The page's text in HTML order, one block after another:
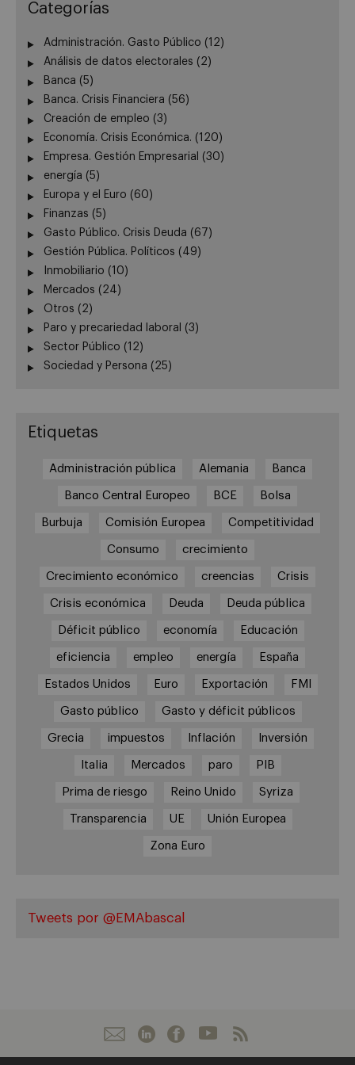
Categorías
Administración. Gasto Público (12)
Análisis de datos electorales (2)
Banca (5)
Banca. Crisis Financiera (56)
Creación de empleo (3)
Economía. Crisis Económica. (120)
Empresa. Gestión Empresarial
(30)
energía (5)
Europa y el Euro (60)
Finanzas (5)
Gasto Público. Crisis Deuda (67)
Gestión Pública. Políticos (49)
Inmobiliario (10)
Mercados (24)
Otros (2)
Paro y precariedad laboral
(3)
Sector Público (12)
Sociedad y Persona (25)
Etiquetas
Administración pública Alemania Banca
Banco Central Europeo BCE Bolsa
Burbuja Comisión Europea Competitividad
Consumo crecimiento
Crecimiento económico creencias Crisis
Crisis económica Deuda Deuda pública
Déficit público economía Educación
eficiencia empleo energía España
Estados Unidos Euro Exportación FMI
Gasto público Gasto y déficit públicos
Grecia impuestos Inflación Inversión
Italia Mercados paro PIB
Prima de riesgo Reino Unido Syriza
Transparencia UE Unión Europea
Zona Euro
Tweets por @EMAbascal